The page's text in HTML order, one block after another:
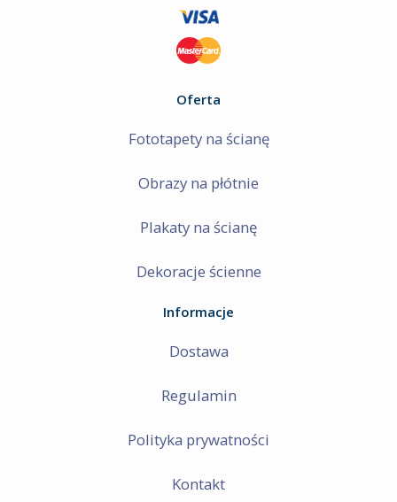
Oferta
Fototapety na ścianę
Obrazy na płótnie
Plakaty na ścianę
Dekoracje ścienne
Informacje
Dostawa
Regulamin
Polityka prywatności
Kontakt